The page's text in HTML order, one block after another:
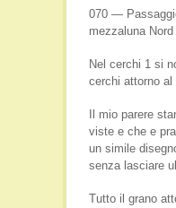
070 —
mezzaluna
Nel cerchi 1 si
cerchi attorno al
Il mio parere
viste e che e
un simile
senza lasciare
Tutto il grano